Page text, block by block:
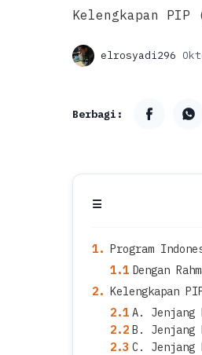
Kelengkapan
Program
Dengan
Kelengkapan
A. Jenjang
B. Jenjang
C. Jenjang